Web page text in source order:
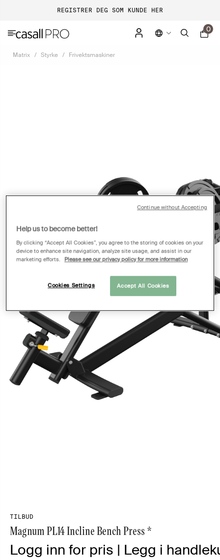
REGISTRER DEG SOM KUNDE HER
0
Matrix Styrke Frivektsmaskiner
TILBUD
Magnum PL14 Incline Bench Press *
Logg inn for pris | Legg i
Help us to become better!
By clicking “Accept All Cookies”, you agree to the storing of cookies on your
device to enhance site navigation, analyze site usage, and assist in our
marketing efforts.
Please see our privacy policy for more information
Cookies Settings Accept All Cookies
Continue without Accepting